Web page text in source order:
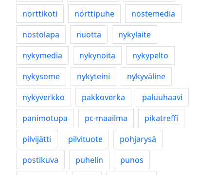
nörttikoti
nörttipuhe
nostemedia
nostolapa
nuotta
nykylaite
nykymedia
nykynoita
nykypelto
nykysome
nykyteini
nykyväline
nykyverkko
pakkoverka
paluuhaavi
panimotupa
pc-maailma
pikatreffi
pilvijätti
pilvituote
pohjarysä
postikuva
puhelin
punos